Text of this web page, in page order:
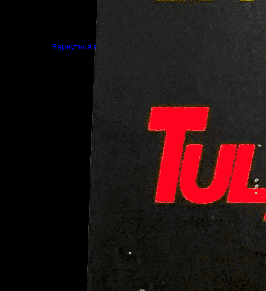
Корзина пуста.
Вернуться в магазин